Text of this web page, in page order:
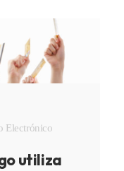
Electrónico
utiliza